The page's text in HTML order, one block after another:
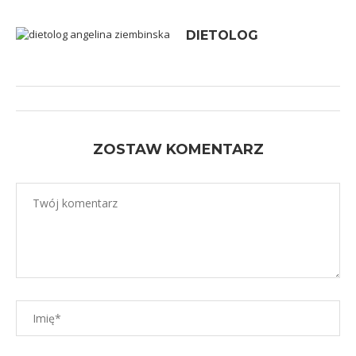
DIETOLOG
ZOSTAW KOMENTARZ